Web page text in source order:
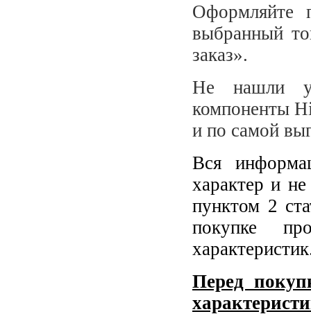
Оформляйте
выбранный
заказ».
Не нашли у
компоненты
и по самой
Вся
характер и
пунктом 2
покупке
Перед